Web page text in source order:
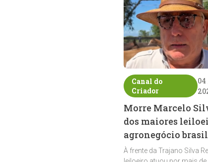
Canal do
Criador
04
Morre Marcelo
dos maiores
agronegócio
À frente da Trajano Silva